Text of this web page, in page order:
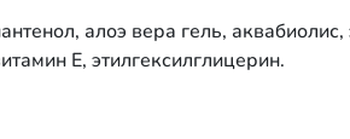
алоэ вера гель, аквабиолис,
Е, этилгексилглицерин.